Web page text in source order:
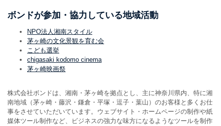
ボンドが参加・協力している地域活動
NPO法人湘南スタイル
茅ヶ崎の文化景観を育む会
こども選挙
chigasaki kodomo cinema
茅ヶ崎映画祭
株式会社ボンドは、湘南・茅ヶ崎を拠点とし、主に神奈川県内、特に湘
南地域（茅ヶ崎・藤沢・鎌倉・平塚・逗子・葉山）のお客様と多くお仕
事をさせていただいています。ウェブサイト・ホームページの制作や紙
媒体ツール制作など、ビジネスの強力な味方になるようなツールを制作